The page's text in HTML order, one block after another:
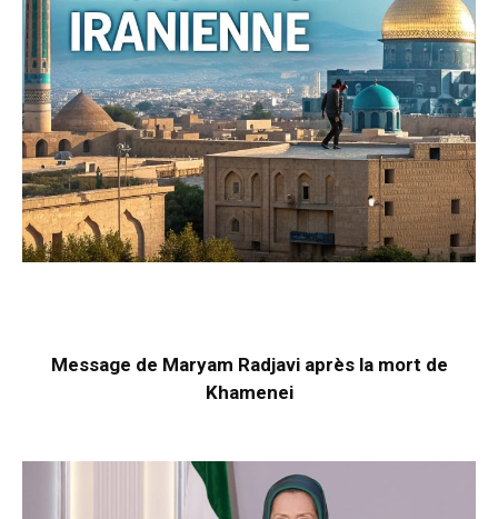
Message de Maryam Radjavi après la mort de
Khamenei